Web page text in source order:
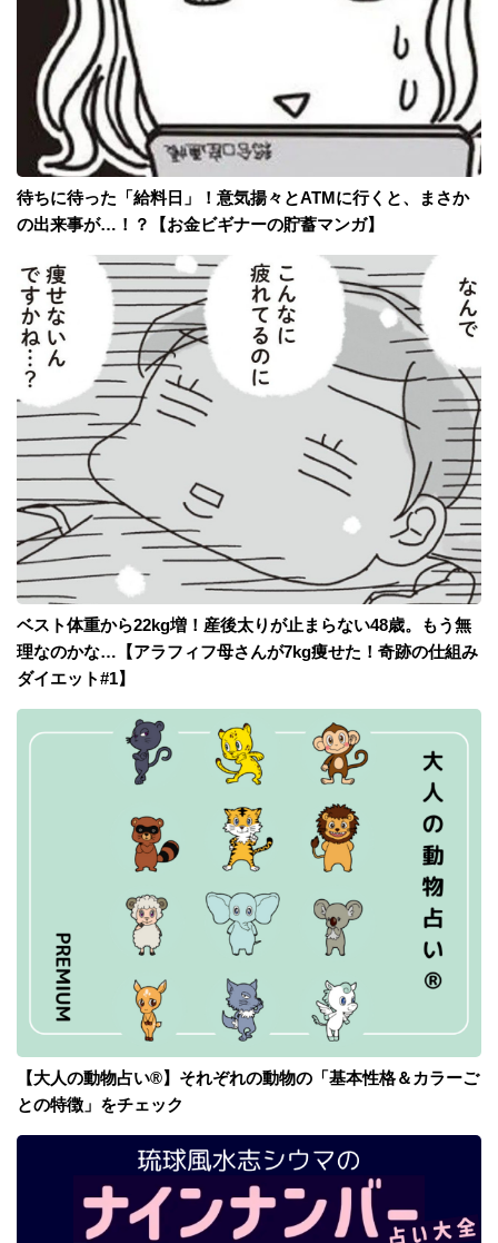
待ちに待った「給料日」！意気揚々とATMに行くと、まさか
の出来事が…！？【お金ビギナーの貯蓄マンガ】
ベスト体重から22kg増！産後太りが止まらない48歳。もう無
理なのかな…【アラフィフ母さんが7kg痩せた！奇跡の仕組み
ダイエット#1】
【大人の動物占い®】それぞれの動物の「基本性格＆カラーご
との特徴」をチェック